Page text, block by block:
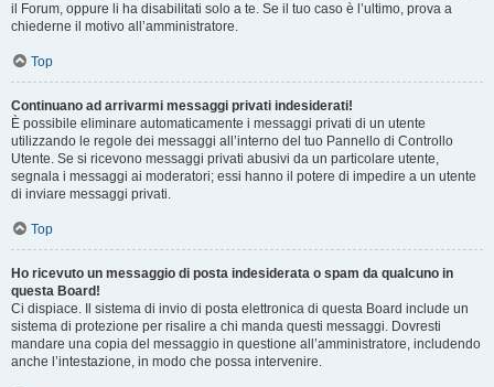
il Forum, oppure li ha disabilitati solo a te. Se il tuo caso è l’ultimo, prova a
chiederne il motivo all’amministratore.
Top
Continuano ad arrivarmi messaggi privati indesiderati!
È possibile eliminare automaticamente i messaggi privati ​​di un utente
utilizzando le regole dei messaggi all’interno del tuo Pannello di Controllo
Utente. Se si ricevono messaggi privati ​​abusivi da un particolare utente,
segnala i messaggi ai moderatori; essi hanno il potere di impedire a un utente
di inviare messaggi privati​​.
Top
Ho ricevuto un messaggio di posta indesiderata o spam da qualcuno in
questa Board!
Ci dispiace. Il sistema di invio di posta elettronica di questa Board include un
sistema di protezione per risalire a chi manda questi messaggi. Dovresti
mandare una copia del messaggio in questione all’amministratore, includendo
anche l’intestazione, in modo che possa intervenire.